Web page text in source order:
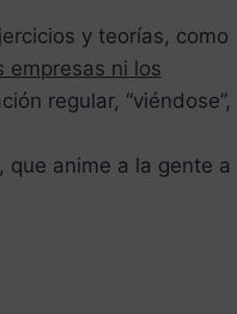
y teorías, como
empresas ni los
regular, “viéndose”,
anime a la gente a